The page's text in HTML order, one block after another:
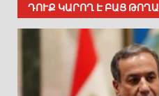
ԴՈՒՔ ԿԱՐՈՂ Է ԲԱՑ